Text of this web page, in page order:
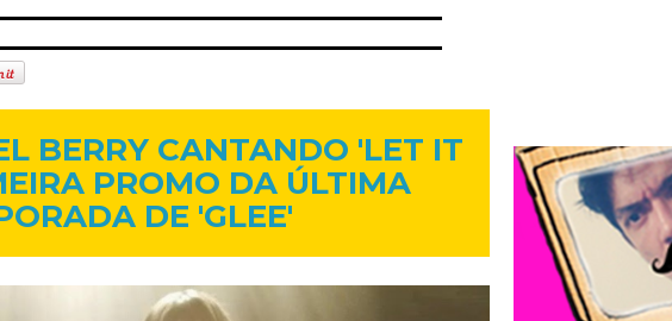
BERRY CANTANDO 'LET IT
PROMO DA ÚLTIMA
DE 'GLEE'